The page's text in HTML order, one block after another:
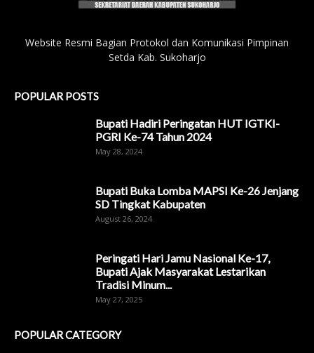
Website Resmi Bagian Protokol dan Komunikasi Pimpinan
Setda Kab. Sukoharjo
POPULAR POSTS
Bupati Hadiri Peringatan HUT IGTKI-
PGRI Ke-74 Tahun 2024
May 28, 2024
Bupati Buka Lomba MAPSI Ke-26 Jenjang
SD Tingkat Kabupaten
August 26, 2024
Peringati Hari Jamu Nasional Ke-17,
Bupati Ajak Masyarakat Lestarikan
Tradisi Minum...
May 27, 2025
POPULAR CATEGORY